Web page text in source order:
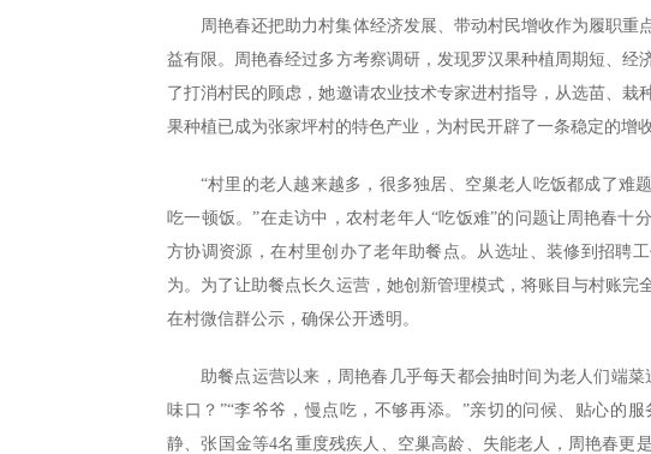
周艳春还把助力村集体经济发展、带动村民增收作为履职重
益有限。周艳春经过多方考察调研，发现罗汉果种植周期短、经
了打消村民的顾虑，她邀请农业技术专家进村指导，从选苗、栽
果种植已成为张家坪村的特色产业，为村民开辟了一条稳定的增
“村里的老人越来越多，很多独居、空巢老人吃饭都成了难
吃一顿饭。”在走访中，农村老年人“吃饭难”的问题让周艳春十
方协调资源，在村里创办了老年助餐点。从选址、装修到招聘
为。为了让助餐点长久运营，她创新管理模式，将账目与村账完
在村微信群公示，确保公开透明。
助餐点运营以来，周艳春几乎每天都会抽时间为老人们端
味口？”“李爷爷，慢点吃，不够再添。”亲切的问候、贴心的
静、张国金等4名重度残疾人、空巢高龄、失能老人，周艳春更